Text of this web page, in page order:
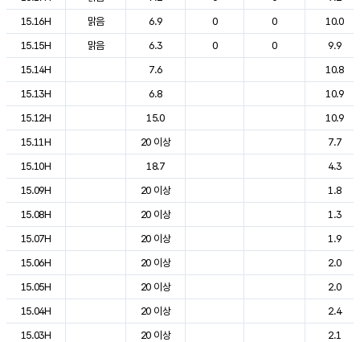
15.16H
맑음 6.9 0 0
10.0
15.15H
맑음 6.3 0 0
9.9
15.14H
7.6
10.8
15.13H
6.8
10.9
15.12H
15.0
10.9
15.11H
20 이상
7.7
15.10H
18.7
4.3
15.09H
20 이상
1.8
15.08H
20 이상
1.3
15.07H
20 이상
1.9
15.06H
20 이상
2.0
15.05H
20 이상
2.0
15.04H
20 이상
2.4
15.03H
20 이상
2.1